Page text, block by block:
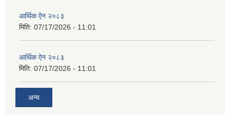
आर्थिक ऐन २०८३
मिति: 07/17/2026 - 11:01
आर्थिक ऐन २०८३
मिति: 07/17/2026 - 11:01
अन्य